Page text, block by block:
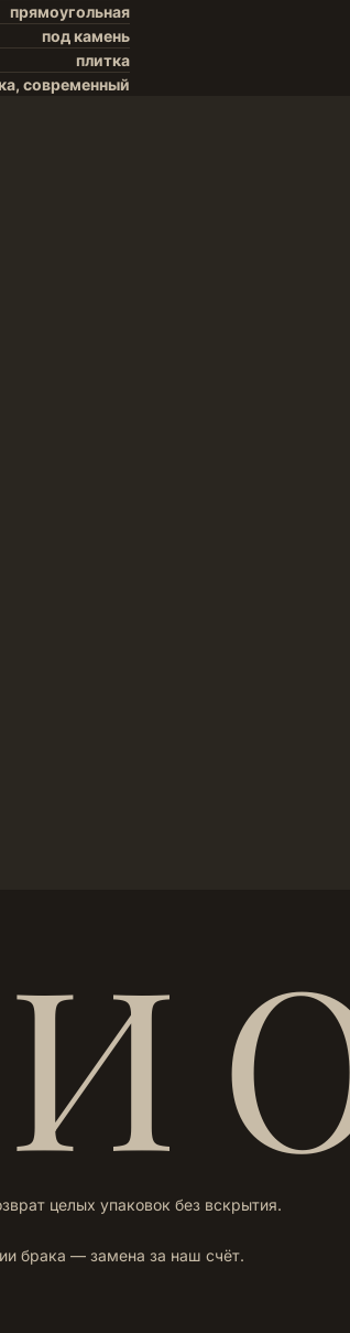
прямоугольная
под камень
плитка
современный
целых упаковок без вскрытия.
брака — замена за наш счёт.